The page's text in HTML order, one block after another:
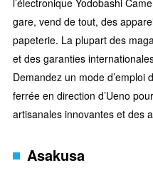
gare, vend de tout, des
papeterie. La plupart des
et des garanties
Demandez un mode d’emploi
ferrée en direction d’Ueno
artisanales innovantes et des
Asakusa